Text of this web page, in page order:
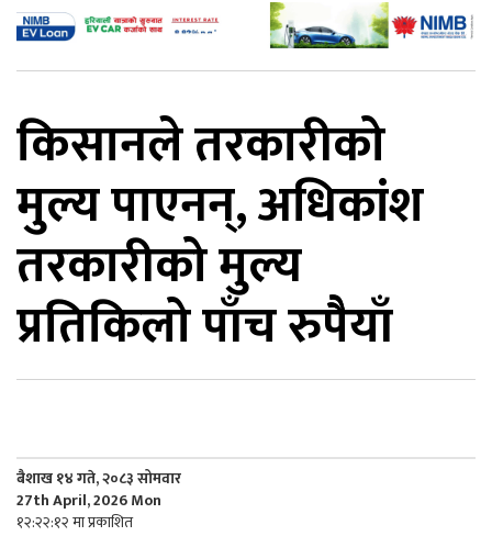
किसानले तरकारीको
मुल्य पाएनन्, अधिकांश
तरकारीको मुल्य
प्रतिकिलो पाँच रुपैैयाँ
बैशाख १४ गते, २०८३ सोमवार
27th April, 2026 Mon
१२:२२:१२ मा प्रकाशित